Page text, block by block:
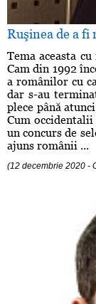
Ruşinea de a fi
Tema aceasta
Cam din 1992
a românilor cu
dar s-au
plece până
Cum
un concurs de
ajuns românii ...
(12 decembrie 2020 -